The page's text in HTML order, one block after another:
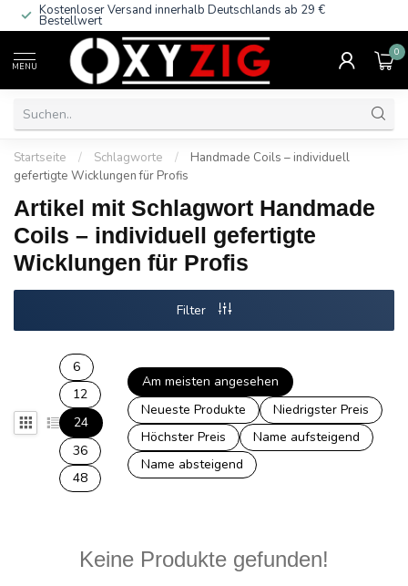
Kostenloser Versand innerhalb Deutschlands ab 29 €
Bestellwert
MENU
0
Startseite / Schlagworte /
Handmade Coils – individuell
gefertigte Wicklungen für Profis
Artikel mit Schlagwort Handmade
Coils – individuell gefertigte
Wicklungen für Profis
Filter
6
12
24
36
48
Am meisten angesehen
Neueste Produkte
Niedrigster Preis
Höchster Preis
Name aufsteigend
Name absteigend
Keine Produkte gefunden!